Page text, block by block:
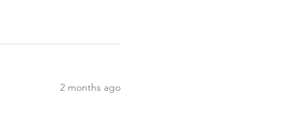
2 months ago